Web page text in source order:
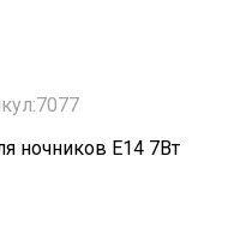
ночников Е14 7Вт